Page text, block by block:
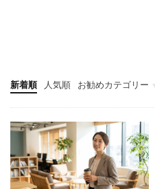
新着順 人気順 お勧めカテゴリー
新店/閉店/RN